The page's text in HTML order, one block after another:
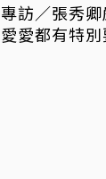
專訪／張秀
愛愛都有特別